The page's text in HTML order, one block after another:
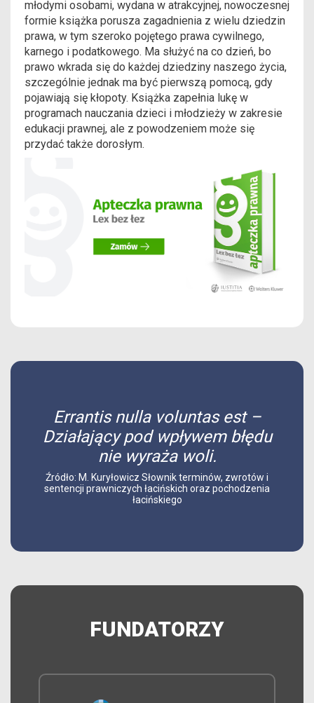
młodymi osobami, wydana w atrakcyjnej, nowoczesnej
formie książka porusza zagadnienia z wielu dziedzin
prawa, w tym szeroko pojętego prawa cywilnego,
karnego i podatkowego. Ma służyć na co dzień, bo
prawo wkrada się do każdej dziedziny naszego życia,
szczególnie jednak ma być pierwszą pomocą, gdy
pojawiają się kłopoty. Książka zapełnia lukę w
programach nauczania dzieci i młodzieży w zakresie
edukacji prawnej, ale z powodzeniem może się
przydać także dorosłym.
Errantis nulla voluntas est –
Działający pod wpływem błędu
nie wyraża woli.
Źródło: M. Kuryłowicz Słownik terminów, zwrotów i
sentencji prawniczych łacińskich oraz pochodzenia
łacińskiego
FUNDATORZY